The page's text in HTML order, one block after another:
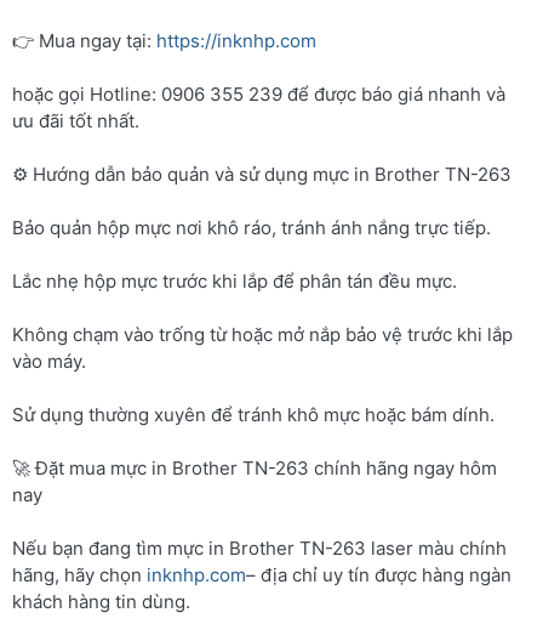
👉 Mua ngay tại: https://inknhp.com
hoặc gọi Hotline: 0906 355 239 để được báo giá nhanh và
ưu đãi tốt nhất.
⚙️ Hướng dẫn bảo quản và sử dụng mực in Brother TN-263
Bảo quản hộp mực nơi khô ráo, tránh ánh nắng trực tiếp.
Lắc nhẹ hộp mực trước khi lắp để phân tán đều mực.
Không chạm vào trống từ hoặc mở nắp bảo vệ trước khi lắp
vào máy.
Sử dụng thường xuyên để tránh khô mực hoặc bám dính.
🚀 Đặt mua mực in Brother TN-263 chính hãng ngay hôm
nay
Nếu bạn đang tìm mực in Brother TN-263 laser màu chính
hãng, hãy chọn inknhp.com– địa chỉ uy tín được hàng ngàn
khách hàng tin dùng.